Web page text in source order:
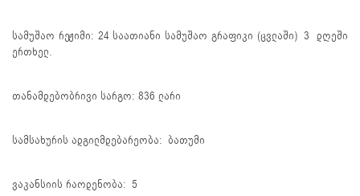
სამუშაო რეჟიმი: 24 საათიანი სამუშაო გრაფიკი (ცვლაში) 3 დღეში
ერთხელ.
თანამდებობრივი სარგო: 836 ლარი
სამსახურის ადგილმდებარეობა: ბათუმი
ვაკანსიის რაოდენობა: 5